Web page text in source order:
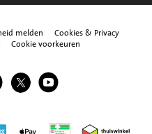
melden
Cookies & Privacy
Cookie voorkeuren
Pinterest
Jumbo Twitter
Jumbo YouTube
Express
Apple Pay Thuiswinkel